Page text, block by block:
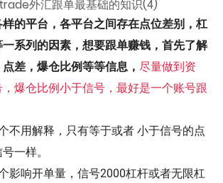
的平台，各平台之间存在点位差别，杠
系列的因素，想要跟单赚钱，首先了解
差，爆仓比例等等信息， 尽量做到资
爆仓比例小于信号，最好是一个账号跟
不用解释，只有等于或者 小于信号的点
一样。
影响开单量，信号2000杠杆或者无限杠